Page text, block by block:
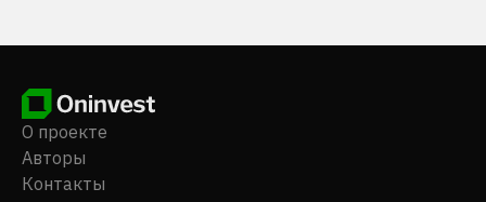
О проекте
Авторы
Контакты